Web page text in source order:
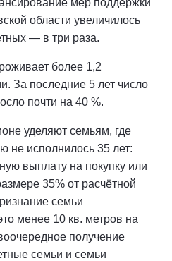
области увеличилось
— в три раза.
более 1,2
За последние 5 лет число
почти на 40 %.
уделяют семьям, где
не исполнилось 35 лет:
выплату на покупку или
35% от расчётной
семьи
менее 10 кв. метров на
получение
семьи и семьи